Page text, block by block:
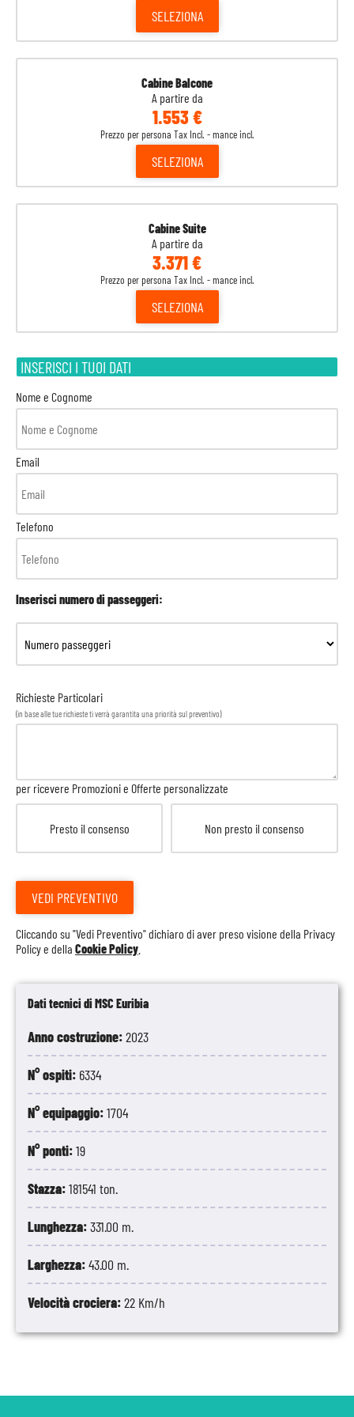
Dati tecnici di MSC Euribia
Anno costruzione:2023
N° ospiti: 6334
N° equipaggio:1704
N° ponti:19
Stazza:181541 ton.
Lunghezza:331.00 m.
Larghezza:43.00 m.
Velocità crociera:22 Km/h
SELEZIONA
Cabine Balcone
A partire da
1.553 €
Prezzo per persona Tax Incl. - mance incl.
SELEZIONA
Cabine Suite
A partire da
3.371 €
Prezzo per persona Tax Incl. - mance incl.
SELEZIONA
INSERISCI I TUOI DATI
Nome e Cognome
Email
Telefono
Inserisci numero di passeggeri:
Richieste Particolari
(in base alle tue richieste ti verrà garantita una priorità sul preventivo)
per ricevere Promozioni e Offerte personalizzate
Presto il consenso Non presto il consenso
VEDI PREVENTIVO
Cliccando su "Vedi Preventivo" dichiaro di aver preso visione della Privacy
Policye della Cookie Policy